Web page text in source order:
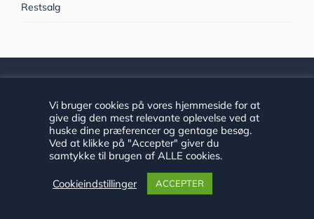
Restsalg
HISTORIE HADERSLEV
Historie Haderslev består af et arkiv og to museer med
ansvarsområde i Haderslev Kommune.
Vi bruger cookies på vores hjemmeside for at
give dig den mest relevante oplevelse ved at
huske dine præferencer og gentage besøg.
Ved at klikke på "Accepter" giver du
samtykke til brugen af ALLE cookies.
Cookieindstillinger ACCEPTER